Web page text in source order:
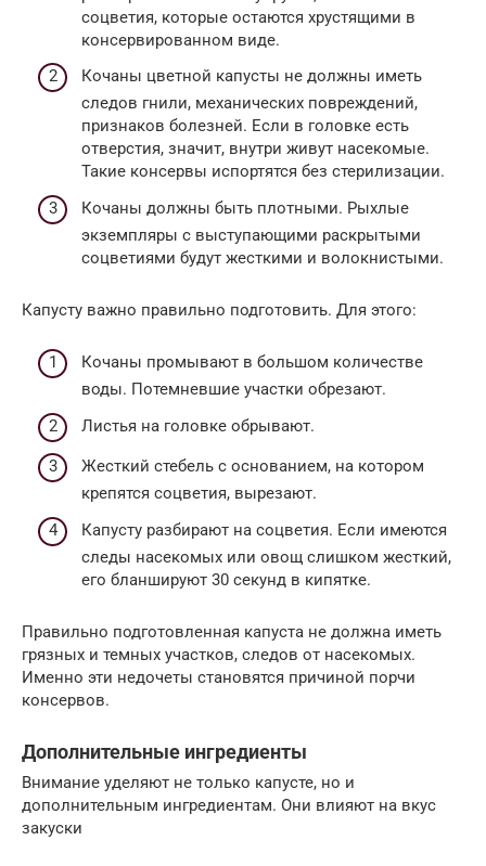
соцветия, которые остаются хрустящими в
консервированном виде.
Кочаны цветной капусты не должны иметь
следов гнили, механических повреждений,
признаков болезней. Если в головке есть
отверстия, значит, внутри живут насекомые.
Такие консервы испортятся без стерилизации.
Кочаны должны быть плотными. Рыхлые
экземпляры с выступающими раскрытыми
соцветиями будут жесткими и волокнистыми.
Капусту важно правильно подготовить. Для этого:
Кочаны промывают в большом количестве
воды. Потемневшие участки обрезают.
Листья на головке обрывают.
Жесткий стебель с основанием, на котором
крепятся соцветия, вырезают.
Капусту разбирают на соцветия. Если имеются
следы насекомых или овощ слишком жесткий,
его бланшируют 30 секунд в кипятке.
Правильно подготовленная капуста не должна иметь
грязных и темных участков, следов от насекомых.
Именно эти недочеты становятся причиной порчи
консервов.
Дополнительные ингредиенты
Внимание уделяют не только капусте, но и
дополнительным ингредиентам. Они влияют на вкус
закуски